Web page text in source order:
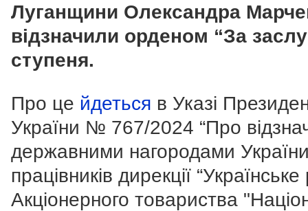
Луганщини Олександра
відзначили орденом “За
ступеня.
Про це йдеться в Указі
України № 767/2024 “Про
державними нагородами
працівників дирекції “Українське
Акціонерного товариства